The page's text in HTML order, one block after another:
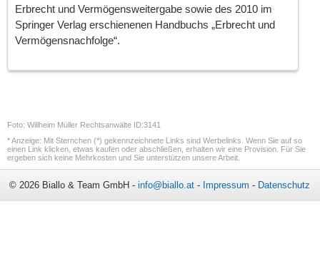
Erbrecht und Vermögensweitergabe sowie des 2010 im
Springer Verlag erschienenen Handbuchs „Erbrecht und
Vermögensnachfolge“.
Foto: Willheim Müller Rechtsanwälte ID:3141
* Anzeige: Mit Sternchen (*) gekennzeichnete Links sind Werbelinks. Wenn Sie auf so
einen Link klicken, etwas kaufen oder abschließen, erhalten wir eine Provision. Für Sie
ergeben sich keine Mehrkosten und Sie unterstützen unsere Arbeit.
© 2026 Biallo & Team GmbH -info@biallo.at - Impressum - Datenschutz